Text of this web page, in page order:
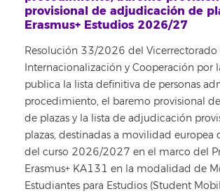
provisional de adjudicación de
Erasmus+ Estudios 2026/27
Resolución 33/2026 del Vicerrectorado
Internacionalización y Cooperación por
publica la lista definitiva de personas
procedimiento, el baremo provisional
de plazas y la lista de adjudicación
plazas, destinadas a movilidad europea
del curso 2026/2027 en el marco del
Erasmus+ KA131 en la modalidad de
Estudiantes para Estudios (Student